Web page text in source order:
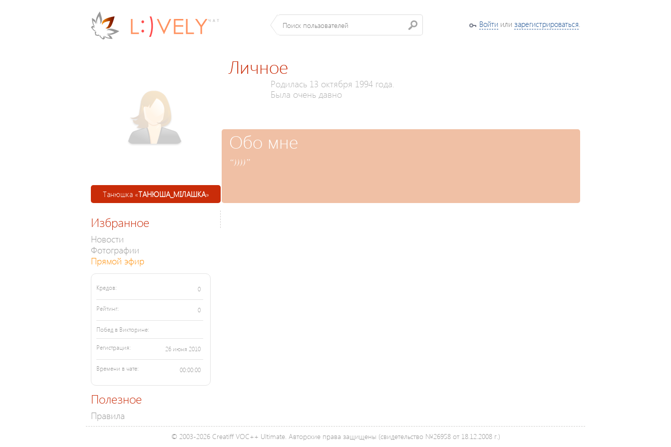
Войти или зарегистрироваться.
Танюшка «ТАНЮША_МІЛАШКА»
Личное
Родилась 13 октября 1994 года.
Была очень давно
Обо мне
“))))”
Избранное
Новости
Фотографии
Прямой эфир
Кредов: 0
Рейтинг: 0
Побед в Викторине:
Регистрация: 26 июня 2010
Времени в чате: 00:00:00
Полезное
Правила
© 2003-2026 Creatiff VOC++ Ultimate. Авторские права защищены (свидетельство №26958 от 18.12.2008 г.)